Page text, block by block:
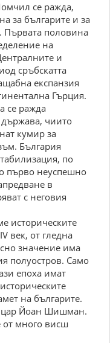
се ражда,
за българите и за
Първата половина
на
и
сръбскатта
експанзия
Гърция.
се ражда
държава, чиито
кумир за
България
по
първо неуспешно
в
с неговия
историческите
век, от гледна
значение има
полуостров. Само
епоха имат
на българите.
цар Йоан Шишман.
от много висш